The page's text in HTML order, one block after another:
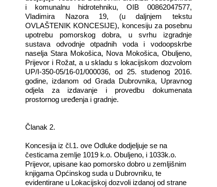
i komunalnu hidrotehniku, OIB 00862047577,
Vladimira Nazora 19, (u daljnjem tekstu
OVLAŠTENIK KONCESIJE), koncesiju za posebnu
upotrebu pomorskog dobra, u svrhu izgradnje
sustava odvodnje otpadnih voda i vodoopskrbe
naselja Stara Mokošica, Nova Mokošica, Obuljeno,
Prijevor i Rožat, a u skladu s lokacijskom dozvolom
UP/I-350-05/16-01/000036, od 25. studenog 2016.
godine, izdanom od Grada Dubrovnika, Upravnog
odjela za izdavanje i provedbu dokumenata
prostornog uređenja i gradnje.
Članak 2.
Koncesija iz čl.1. ove Odluke dodjeljuje se na
česticama zemlje 1019 k.o. Obuljeno, i 1033k.o.
Prijevor, upisane kao pomorsko dobro u zemljišnim
knjigama Općinskog suda u Dubrovniku, te
evidentirane u Lokacijskoj dozvoli izdanoj od strane